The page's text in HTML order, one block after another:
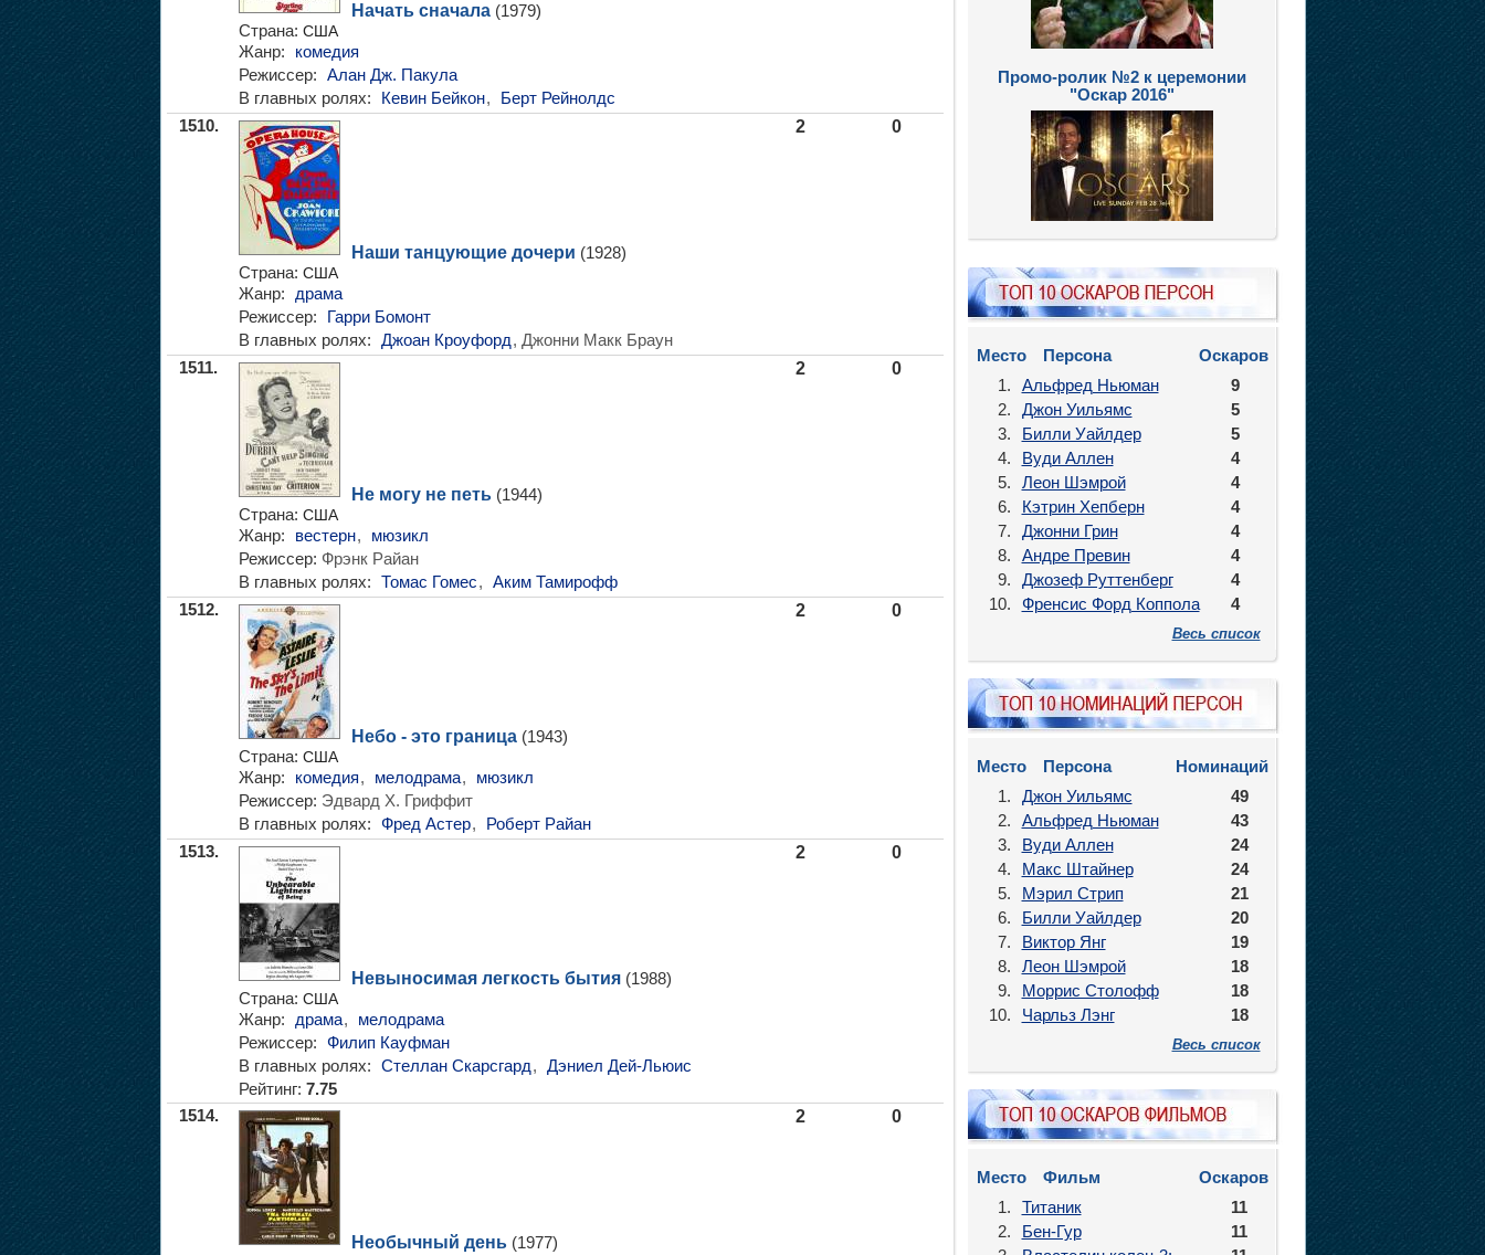
Начать сначала(1979)
Страна: США
Жанр:
комедия
Режиссер: Алан Дж. Пакула
В главных ролях:
Кевин Бейкон, Берт Рейнолдс
1510.
Наши танцующие дочери (1928)
Страна: США
Жанр:
драма
Режиссер:
Гарри Бомонт
В главных ролях: Джоан Кроуфорд, Джонни Макк Браун
2 0
1511.
Не могу не петь(1944)
Страна: США
Жанр: вестерн,
мюзикл
Режиссер: Фрэнк Райан
В главных ролях: Томас Гомес, Аким Тамирофф
2 0
1512.
Небо - это граница(1943)
Страна: США
Жанр: комедия, мелодрама,
мюзикл
Режиссер: Эдвард Х. Гриффит
В главных ролях: Фред Астер, Роберт Райан
2 0
1513.
Невыносимая легкость бытия(1988)
Страна: США
Жанр: драма,
мелодрама
Режиссер: Филип Кауфман
В главных ролях: Стеллан Скарсгард, Дэниел Дей-Льюис
Рейтинг: 7.75
2 0
1514.
Необычный день(1977)
2 0
Промо-ролик №2 к церемонии
"Оскар 2016"
Место Персона
Оскаров
1.
Альфред Ньюман
9
2.
Джон Уильямс
5
3.
Билли Уайлдер
5
4.
Вуди Аллен
4
5.
Леон Шэмрой
4
6.
Кэтрин Хепберн
4
7.
Джонни Грин
4
8.
Андре Превин
4
9.
Джозеф Руттенберг
4
10.
Френсис Форд Коппола 4
Весь список
Место Персона
Номинаций
1.
Джон Уильямс
49
2.
Альфред Ньюман
43
3.
Вуди Аллен
24
4.
Макс Штайнер
24
5.
Мэрил Стрип
21
6.
Билли Уайлдер
20
7.
Виктор Янг
19
8.
Леон Шэмрой
18
9.
Моррис Столофф
18
10.
Чарльз Лэнг 18
Весь список
Место Фильм
Оскаров
1.
Титаник
11
2.
Бен-Гур
11